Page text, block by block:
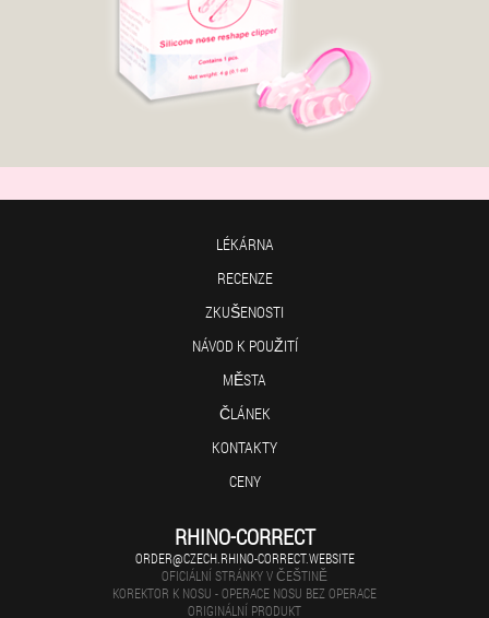
LÉKÁRNA
RECENZE
ZKUŠENOSTI
NÁVOD K POUŽITÍ
MĚSTA
ČLÁNEK
KONTAKTY
CENY
RHINO-CORRECT
ORDER@CZECH.RHINO-CORRECT.WEBSITE
OFICIÁLNÍ STRÁNKY V ČEŠTINĚ
KOREKTOR K NOSU - OPERACE NOSU BEZ OPERACE
ORIGINÁLNÍ PRODUKT